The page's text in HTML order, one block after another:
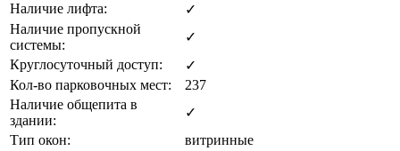
Наличие лифта:
✓
Наличие пропускной
системы:
✓
Круглосуточный доступ:
✓
Кол-во парковочных мест:
237
Наличие общепита в
здании:
✓
Тип окон:
витринные